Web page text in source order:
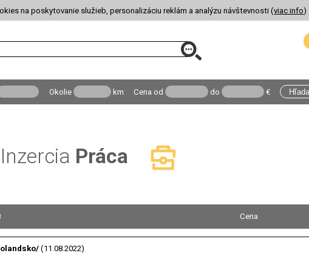
na poskytovanie služieb, personalizáciu reklám a analýzu návštevnosti (viac info)
Okolie km Cena od do €
Inzercia Práca
Cena
(11.08.2022)